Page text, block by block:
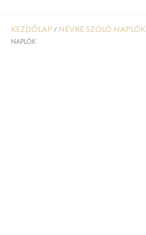
KEZDŐLAP / NÉVRE SZÓLÓ NAPLÓK
NAPLÓK